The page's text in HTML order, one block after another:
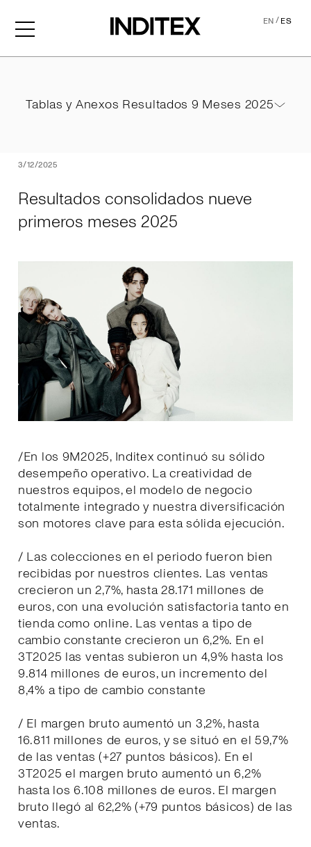
EN/ES
3/12/2025
Resultados consolidados nueve
primeros meses 2025
/En los 9M2025, Inditex continuó su sólido
desempeño operativo. La creatividad de
nuestros equipos, el modelo de negocio
totalmente integrado y nuestra diversificación
son motores clave para esta sólida ejecución.
/ Las colecciones en el periodo fueron bien
recibidas por nuestros clientes. Las ventas
crecieron un 2,7%, hasta 28.171 millones de
euros, con una evolución satisfactoria tanto en
tienda como online. Las ventas a tipo de
cambio constante crecieron un 6,2%. En el
3T2025 las ventas subieron un 4,9% hasta los
9.814 millones de euros, un incremento del
8,4% a tipo de cambio constante
/ El margen bruto aumentó un 3,2%, hasta
16.811 millones de euros, y se situó en el 59,7%
de las ventas (+27 puntos básicos). En el
3T2025 el margen bruto aumentó un 6,2%
hasta los 6.108 millones de euros. El margen
bruto llegó al 62,2% (+79 puntos básicos) de las
ventas.
Tablas y Anexos Resultados 9 Meses 2025